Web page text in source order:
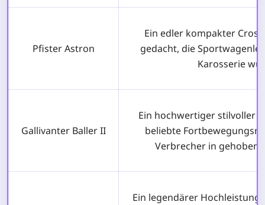
Pfister Astron
Ein edler kompakter
gedacht, die
Karosserie
Gallivanter Baller II
Ein hochwertiger stilvoller
beliebte
Verbrecher in
Ein legendärer